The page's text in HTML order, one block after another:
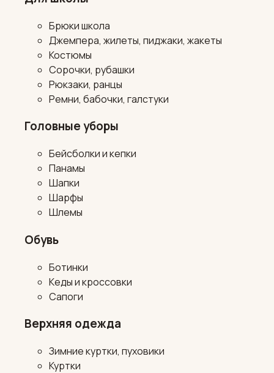
Брюки школа
Джемпера, жилеты, пиджаки, жакеты
Костюмы
Сорочки, рубашки
Рюкзаки, ранцы
Ремни, бабочки, галстуки
Головные уборы
Бейсболки и кепки
Панамы
Шапки
Шарфы
Шлемы
Обувь
Ботинки
Кеды и кроссовки
Сапоги
Верхняя одежда
Зимние куртки, пуховики
Куртки